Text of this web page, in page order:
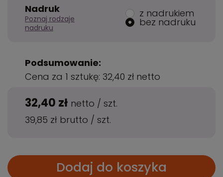
Nadruk
Poznaj rodzaje
nadruku
z nadrukiem
bez nadruku
Podsumowanie:
Cena za 1 sztukę: 32,40 zł netto
32,40 zł netto / szt.
39,85 zł brutto / szt.
Dodaj do koszyka